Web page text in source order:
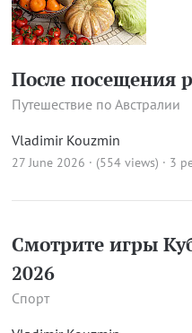
После посещения
Путешествие по Австралии
Vladimir Kouzmin
27 June 2026 · (554 views) · 3
Смотрите игры
2026
Спорт